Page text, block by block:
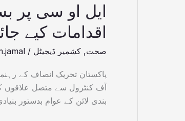
ایل او سی پر
اقدامات کیے
صحت, کشمیر ڈیجیٹل /
پاکستان تحریک انصاف کے
آف کنٹرول سے متصل علاقوں
بندی لائن کے عوام بدستور